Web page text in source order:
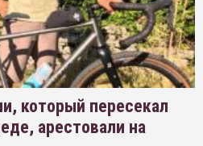
который пересекал
арестовали на